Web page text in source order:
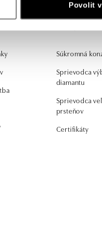
Povolit
Súkromná
Sprievodca
diamantu
Sprievodca
prsteňov
Certifikáty